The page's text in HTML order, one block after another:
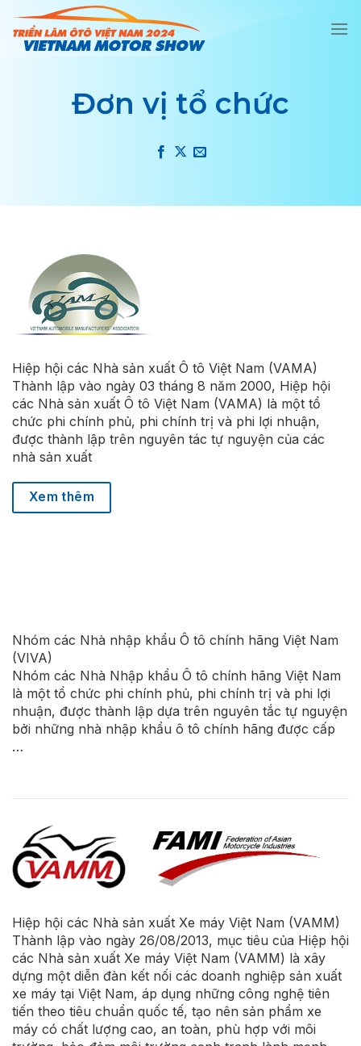
đến
Đơn vị tổ chức
Hiệp hội các Nhà sản xuất Ô tô Việt Nam (VAMA)
Thành lập vào ngày 03 tháng 8 năm 2000, Hiệp hội
các Nhà sản xuất Ô tô Việt Nam (VAMA) là một tổ
chức phi chính phủ, phi chính trị và phi lợi nhuận,
được thành lập trên nguyên tác tự nguyện của các
nhà sản xuất
Xem thêm
Nhóm các Nhà nhập khẩu Ô tô chính hãng Việt Nam
(VIVA)
Nhóm các Nhà Nhập khẩu Ô tô chính hãng Việt Nam
là một tổ chức phi chính phủ, phi chính trị và phi lợi
nhuận, được thành lập dựa trên nguyên tắc tự nguyện
bởi những nhà nhập khẩu ô tô chính hãng được cấp
…
Hiệp hội các Nhà sản xuất Xe máy Việt Nam (VAMM)
Thành lập vào ngày 26/08/2013, mục tiêu của Hiệp hội
các Nhà sản xuất Xe máy Việt Nam (VAMM) là xây
dựng một diễn đàn kết nối các doanh nghiệp sản xuất
xe máy tại Việt Nam, áp dụng những công nghệ tiên
tiến theo tiêu chuẩn quốc tế, tạo nên sản phẩm xe
máy có chất lượng cao, an toàn, phù hợp với môi